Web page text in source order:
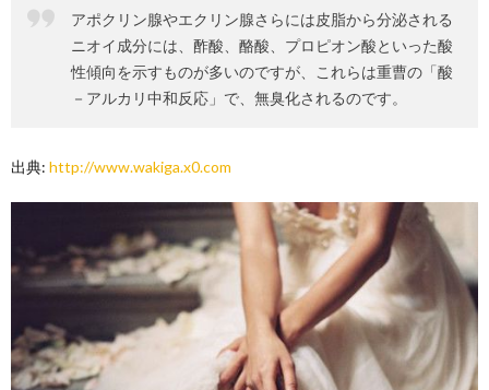
アポクリン腺やエクリン腺さらには皮脂から分泌される
ニオイ成分には、酢酸、酪酸、プロピオン酸といった酸
性傾向を示すものが多いのですが、これらは重曹の「酸
－アルカリ中和反応」で、無臭化されるのです。
出典: http://www.wakiga.x0.com